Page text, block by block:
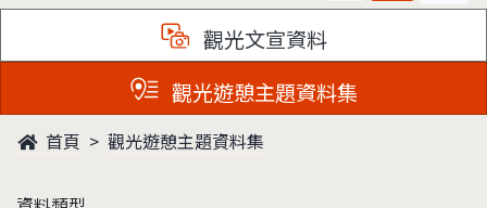
觀光文宣資料
觀光遊憩主題資料集
首頁 觀光遊憩主題資料集